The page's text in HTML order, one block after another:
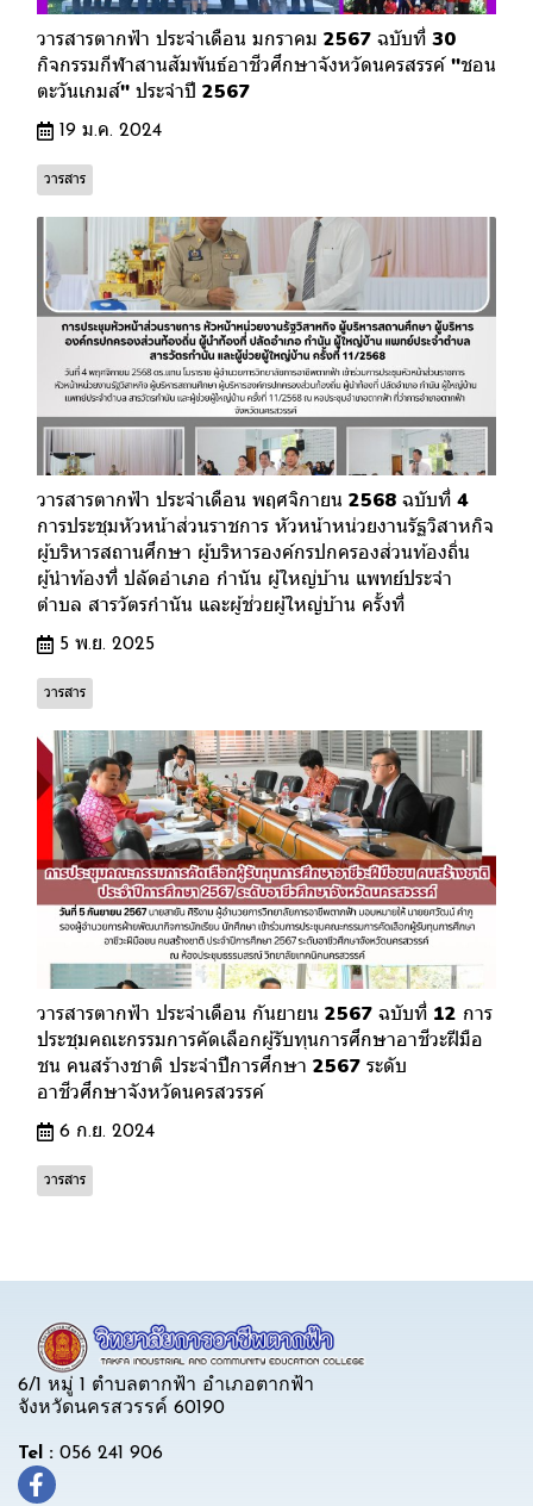
วารสารตากฟ้า ประจำเดือน มกราคม 2567 ฉบับที่ 30
กิจกรรมกีฬาสานสัมพันธ์อาชีวศึกษาจังหวัดนครสรรค์ "ชอน
ตะวันเกมส์" ประจำปี 2567
19 ม.ค. 2024
วารสาร
วารสารตากฟ้า ประจำเดือน พฤศจิกายน 2568 ฉบับที่ 4
การประชุมหัวหน้าส่วนราชการ หัวหน้าหน่วยงานรัฐวิสาหกิจ
ผู้บริหารสถานศึกษา ผู้บริหารองค์กรปกครองส่วนท้องถิ่น
ผู้นำท้องที่ ปลัดอำเภอ กำนัน ผู้ใหญ่บ้าน แพทย์ประจำ
ตำบล สารวัตรกำนัน และผู้ช่วยผู้ใหญ่บ้าน ครั้งที่
5 พ.ย. 2025
วารสาร
วารสารตากฟ้า ประจำเดือน กันยายน 2567 ฉบับที่ 12 การ
ประชุมคณะกรรมการคัดเลือกผู้รับทุนการศึกษาอาชีวะฝีมือ
ชน คนสร้างชาติ ประจำปีการศึกษา 2567 ระดับ
อาชีวศึกษาจังหวัดนครสวรรค์
6 ก.ย. 2024
วารสาร
6/1 หมู่ 1 ตำบลตากฟ้า อำเภอตากฟ้า
จังหวัดนครสวรรค์ 60190
Tel : 056 241 906